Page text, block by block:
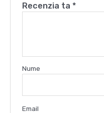
Recenzia ta *
Nume
Email